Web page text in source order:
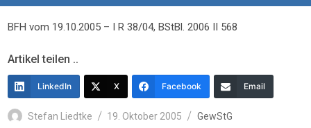
BFH vom 19.10.2005 – I R 38/04, BStBl. 2006 II 568
Artikel teilen ..
LinkedIn X Facebook Email
Autor
Stefan Liedtke
Veröffentlicht
19. Oktober 2005 Kategorien
GewStG